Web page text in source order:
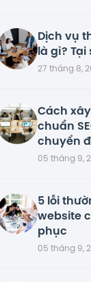
Dịch vụ
là gì?
27 tháng 8,
Cách
chuẩn
chuyển
05 tháng 9,
5 lỗi
website
phục
05 tháng 9,